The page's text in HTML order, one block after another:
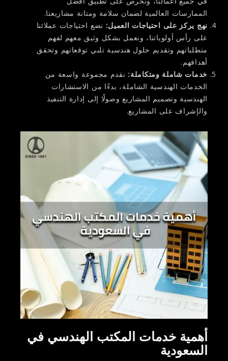
الممارسات العالمية لضمان سلامة ومتانة مشاريعنا.
نهج يركز على احتياجات العميل: نضع احتياجات عملائنا
على رأس أولوياتنا، ونعمل بشكل وثيق معهم لفهم
متطلباتهم وتقديم حلول هندسية تلبي توقعاتهم وتحقق
أهدافهم.
خدمات شاملة ومتكاملة: نقدم مجموعة واسعة من
الخدمات الهندسية الشاملة، بدءًا من الاستشارات
الهندسية وتصميم المشاريع وصولًا إلى إدارة التنفيذ
والإشراف على المشاريع.
أهمية خدمات المكتب الهندسي في
السعودية